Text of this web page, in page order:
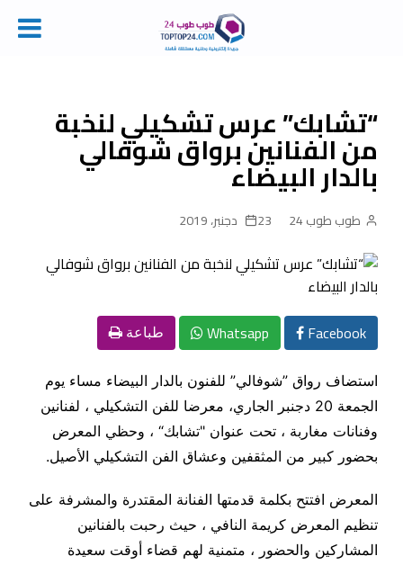
content“تشابك” عرس تشكيلي لنخبة
من الفنانين برواق شوفالي
بالدار البيضاء
طوب طوب 24 23 دجنبر، 2019
Facebook
Whatsapp طباعة
استضاف رواق ”شوفالي” للفنون بالدار البيضاء مساء يوم
الجمعة 20 دجنبر الجاري، معرضا للفن التشكيلي ، لفنانين
وفنانات مغاربة ، تحت عنوان "تشابك“ ، وحظي المعرض
بحضور كبير من المثقفين وعشاق الفن التشكيلي الأصيل.
المعرض افتتح بكلمة قدمتها الفنانة المقتدرة والمشرفة على
تنظيم المعرض كريمة النافي ، حيث رحبت بالفنانين
المشاركين والحضور ، متمنية لهم قضاء أوقت سعيدة